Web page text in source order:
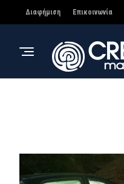
Διαφήμιση Επικοινωνία